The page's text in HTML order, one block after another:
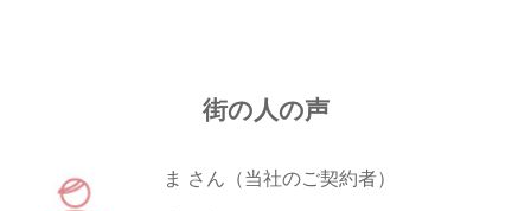
街の人の声
ま さん（当社のご契約者）